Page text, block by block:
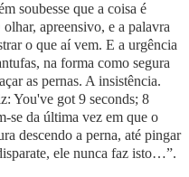
soubesse que a coisa é
apreensivo, e a palavra
o que aí vem. E a urgência
na forma como segura
as pernas. A insistência.
You've got 9 seconds; 8
se da última vez em que o
descendo a perna, até pingar
ele nunca faz isto…”.